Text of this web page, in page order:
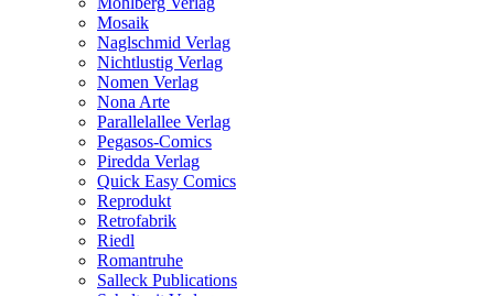
Mosaik
Naglschmid Verlag
Nichtlustig Verlag
Nomen Verlag
Nona Arte
Parallelallee Verlag
Pegasos-Comics
Piredda Verlag
Quick Easy Comics
Reprodukt
Retrofabrik
Riedl
Romantruhe
Salleck Publications